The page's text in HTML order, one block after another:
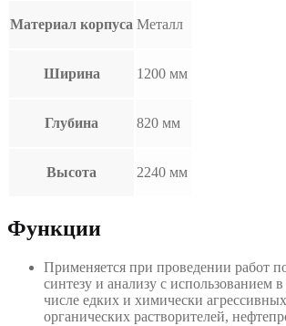
Материал корпуса Металл
Ширина 1200 мм
Глубина 820 мм
Высота 2240 мм
Функции
Применяется при проведении работ
синтезу и анализу с использованием
числе едких и химически
органических растворителей,